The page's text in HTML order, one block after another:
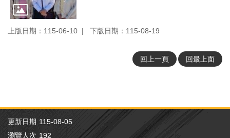
上版日期：115-06-10 下版日期：115-08-19
回上一頁 回最上面
更新日期 115-08-05
瀏覽人次 192